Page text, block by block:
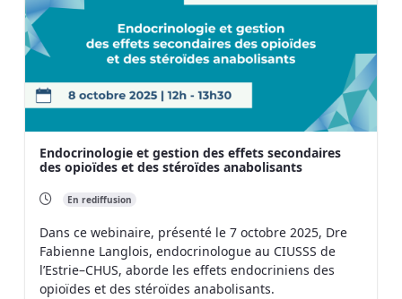
Endocrinologie et gestion des effets secondaires
des opioïdes et des stéroïdes anabolisants
En rediffusion
Dans ce webinaire, présenté le 7 octobre 2025, Dre
Fabienne Langlois, endocrinologue au CIUSSS de
l’Estrie–CHUS, aborde les effets endocriniens des
opioïdes et des stéroïdes anabolisants.